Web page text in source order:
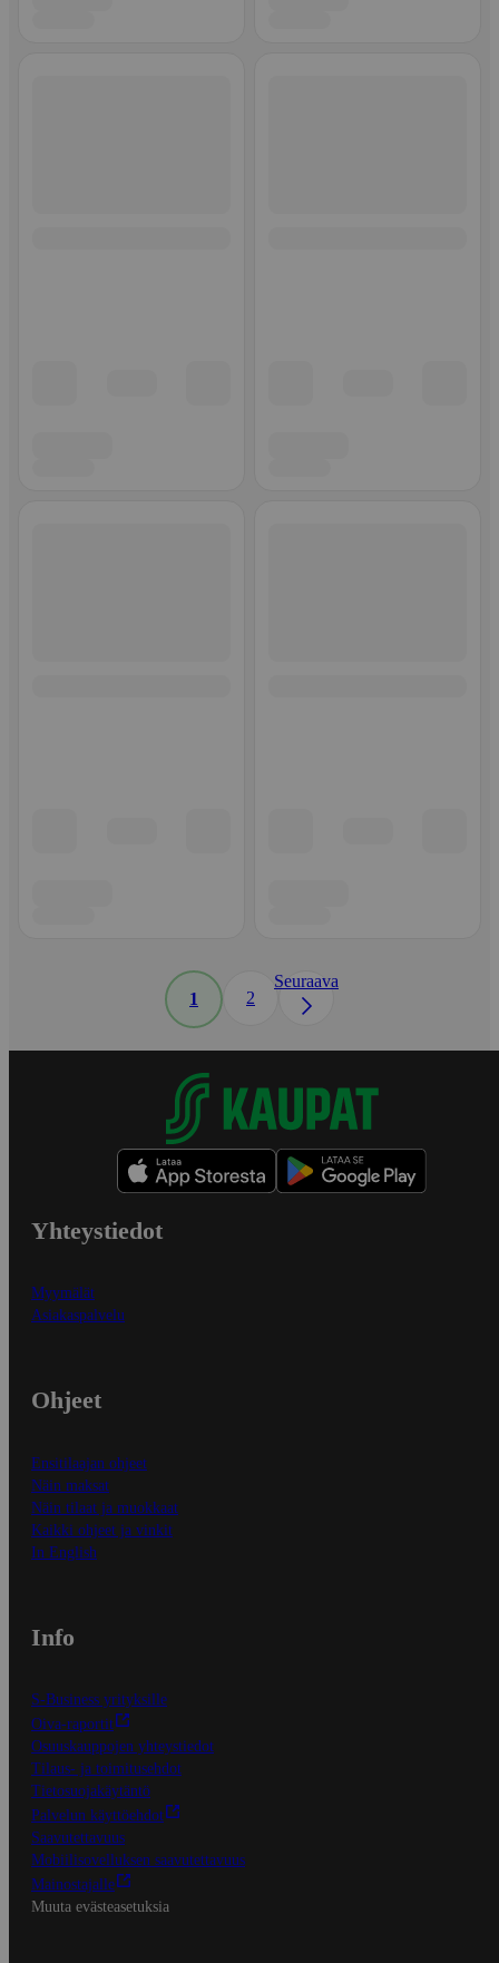
1 2
Seuraava
Yhteystiedot
Myymälät
Asiakaspalvelu
Ohjeet
Ensitilaajan ohjeet
Näin maksat
Näin tilaat ja muokkaat
Kaikki ohjeet ja vinkit
In English
Info
S-Business yrityksille
Oiva-raportit
Osuuskauppojen yhteystiedot
Tilaus- ja toimitusehdot
Tietosuojakäytäntö
Palvelun käyttöehdot
Saavutettavuus
Mobiilisovelluksen saavutettavuus
Mainostajalle
Muuta evästeasetuksia